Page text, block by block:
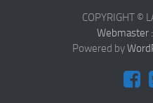
COPYRIGHT ©
Webmaster :
Powered by